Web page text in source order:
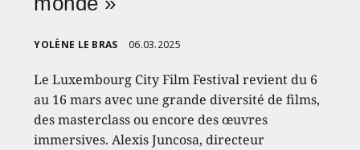
YOLÈNE LE BRAS 06.03.2025
Le Luxembourg City Film Festival revient du 6
au 16 mars avec une grande diversité de films,
des masterclass ou encore des œuvres
immersives. Alexis Juncosa, directeur